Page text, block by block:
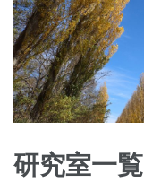
ッ
プ
(Enter
を
押研究室一覧